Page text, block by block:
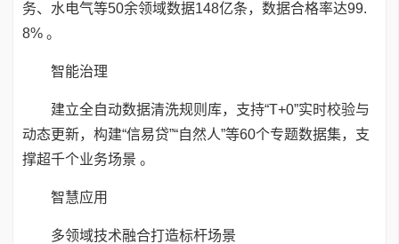
务、水电气等50余领域数据148亿条，数据合格率达99.
8% 。
智能治理
建立全自动数据清洗规则库，支持“T+0”实时校验与
动态更新，构建“信易贷”“自然人”等60个专题数据集，支
撑超千个业务场景 。
智慧应用
多领域技术融合打造标杆场景